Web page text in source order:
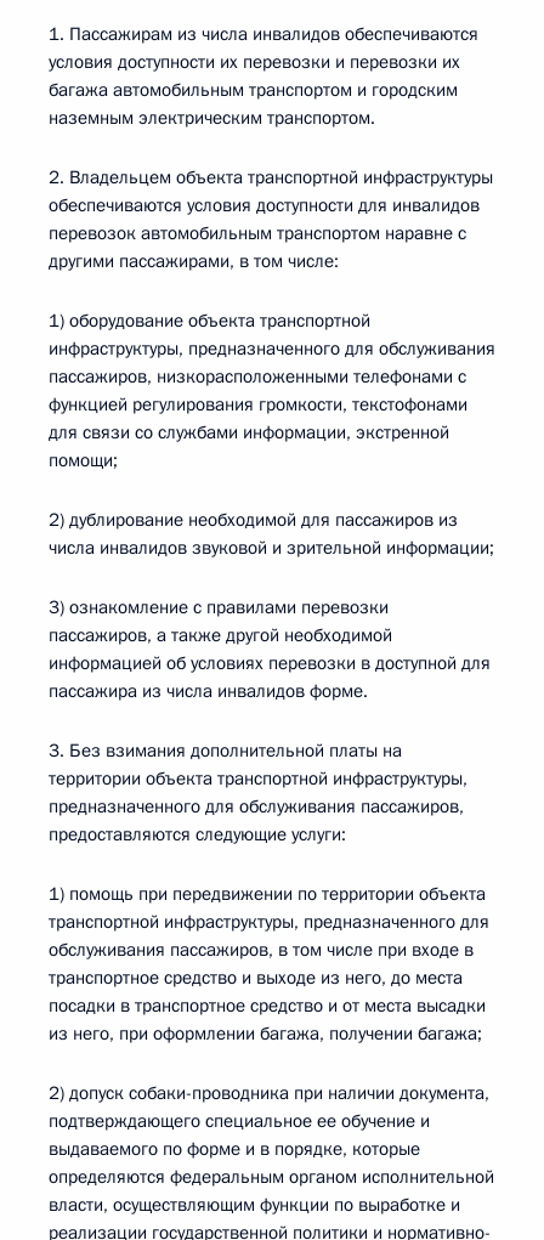
1. Пассажирам из числа инвалидов обеспечиваются
условия доступности их перевозки и перевозки их
багажа автомобильным транспортом и городским
наземным электрическим транспортом.
2. Владельцем объекта транспортной инфраструктуры
обеспечиваются условия доступности для инвалидов
перевозок автомобильным транспортом наравне с
другими пассажирами, в том числе:
1) оборудование объекта транспортной
инфраструктуры, предназначенного для обслуживания
пассажиров, низкорасположенными телефонами с
функцией регулирования громкости, текстофонами
для связи со службами информации, экстренной
помощи;
2) дублирование необходимой для пассажиров из
числа инвалидов звуковой и зрительной информации;
3) ознакомление с правилами перевозки
пассажиров, а также другой необходимой
информацией об условиях перевозки в доступной для
пассажира из числа инвалидов форме.
3. Без взимания дополнительной платы на
территории объекта транспортной инфраструктуры,
предназначенного для обслуживания пассажиров,
предоставляются следующие услуги:
1) помощь при передвижении по территории объекта
транспортной инфраструктуры, предназначенного для
обслуживания пассажиров, в том числе при входе в
транспортное средство и выходе из него, до места
посадки в транспортное средство и от места высадки
из него, при оформлении багажа, получении багажа;
2) допуск собаки-проводника при наличии документа,
подтверждающего специальное ее обучение и
выдаваемого по форме и в порядке, которые
определяются федеральным органом исполнительной
власти, осуществляющим функции по выработке и
реализации государственной политики и нормативно-